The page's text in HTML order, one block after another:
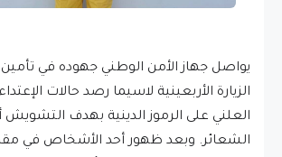
يواصل جهاز الأمن الوطني جهوده في
الزيارة الأربعينية لاسيما رصد حالات
العلني على الرموز الدينية بهدف
الشعائر. وبعد ظهور أحد الأشخاص في